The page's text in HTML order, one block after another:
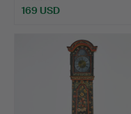
169 USD